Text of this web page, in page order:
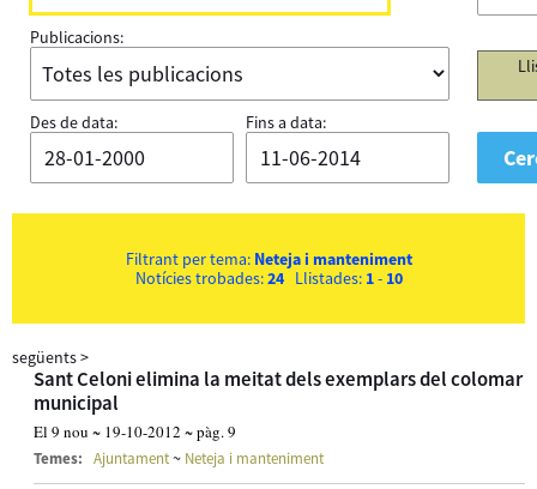
Publicacions:
Des de data: Fins a data:
Filtrant per tema: Neteja i manteniment
Notícies trobades:24Llistades: 1- 10
següents>
Sant Celoni elimina la meitat dels exemplars del colomar
municipal
El 9 nou ~ 19-10-2012 ~ pàg. 9
Temes: Ajuntament~ Neteja i manteniment